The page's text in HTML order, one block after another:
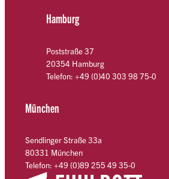
Hamburg
Poststraße 37
20354 Hamburg
Telefon: +49 (0)40 303 98 75-0
München
Sendlinger Straße 33a
80331 München
Telefon: +49 (0)89 255 49 35-0